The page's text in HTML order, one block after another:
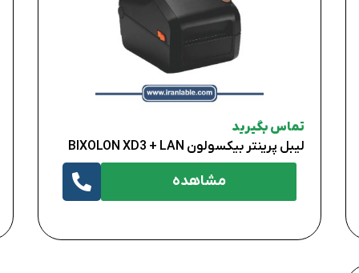
تماس بگیرید
لیبل پرینتر بیکسولون BIXOLON XD3 + LAN
مشاهده